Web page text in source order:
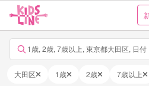
1歳, 2歳, 7歳以上, 東京都大田区, 日
大田区 1歳 2歳 7歳以上